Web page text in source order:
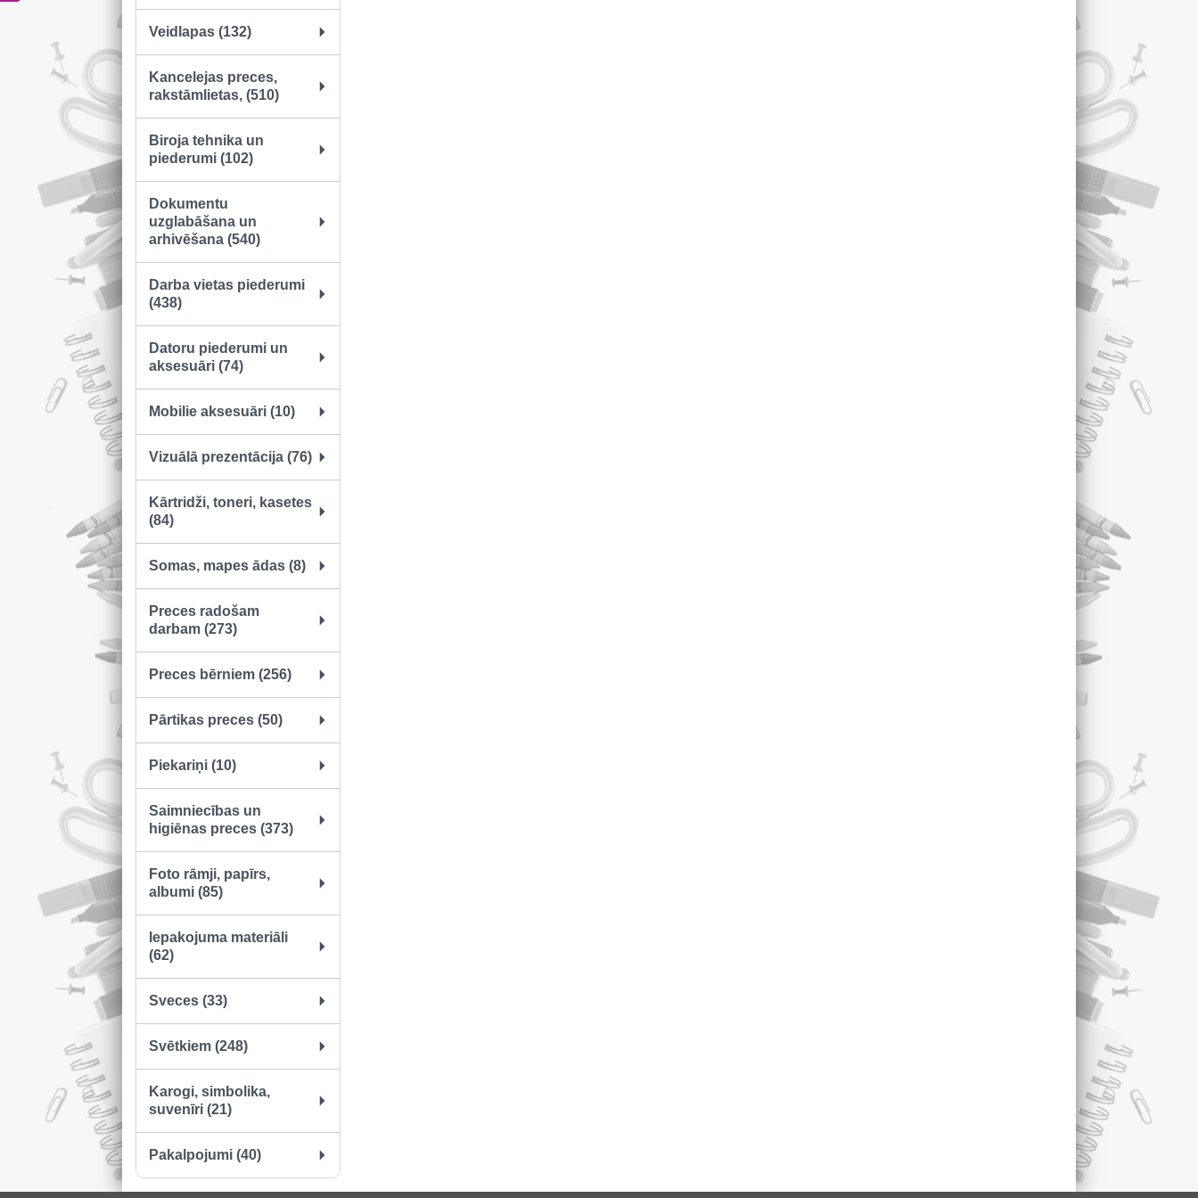
Veidlapas (132)
Kancelejas preces,
rakstāmlietas, (510)
Biroja tehnika un
piederumi (102)
Dokumentu
uzglabāšana un
arhivēšana (540)
Darba vietas piederumi
(438)
Datoru piederumi un
aksesuāri (74)
Mobilie aksesuāri (10)
Vizuālā prezentācija (76)
Kārtridži, toneri, kasetes
(84)
Somas, mapes ādas (8)
Preces radošam
darbam (273)
Preces bērniem (256)
Pārtikas preces (50)
Piekariņi (10)
Saimniecības un
higiēnas preces (373)
Foto rāmji, papīrs,
albumi (85)
Iepakojuma materiāli
(62)
Sveces (33)
Svētkiem (248)
Karogi, simbolika,
suvenīri (21)
Pakalpojumi (40)